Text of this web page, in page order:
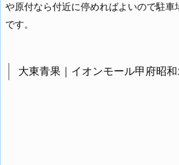
や原付なら付近に停めればよいので駐車
です。
大東青果｜イオンモール甲府昭